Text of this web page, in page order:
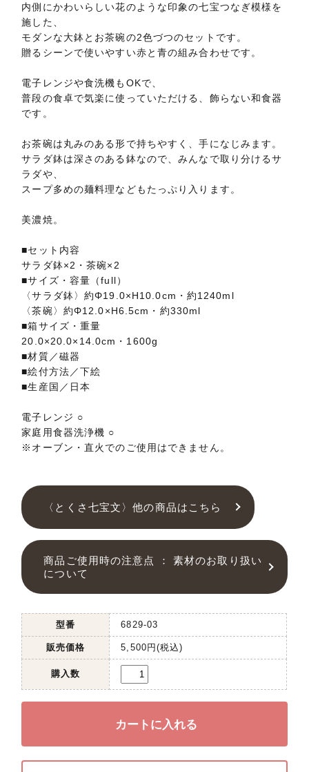
内側にかわいらしい花のような印象の七宝つなぎ模様を
施した、
モダンな大鉢とお茶碗の2色づつのセットです。
贈るシーンで使いやすい赤と青の組み合わせです。
電子レンジや食洗機もOKで、
普段の食卓で気楽に使っていただける、飾らない和食器
です。
お茶碗は丸みのある形で持ちやすく、手になじみます。
サラダ鉢は深さのある鉢なので、みんなで取り分けるサ
ラダや、
スープ多めの麺料理などもたっぷり入ります。
美濃焼。
■セット内容
サラダ鉢×2・茶碗×2
■サイズ・容量（full）
〈サラダ鉢〉約Φ19.0×H10.0cm・約1240ml
〈茶碗〉約Φ12.0×H6.5cm・約330ml
■箱サイズ・重量
20.0×20.0×14.0cm・1600g
■材質／磁器
■絵付方法／下絵
■生産国／日本
電子レンジ ○
家庭用食器洗浄機 ○
※オーブン・直火でのご使用はできません。
〈とくさ七宝文〉他の商品はこちら
商品ご使用時の注意点 ： 素材のお取り扱い
について
型番 6829-03
販売価格 5,500円(税込)
購入数